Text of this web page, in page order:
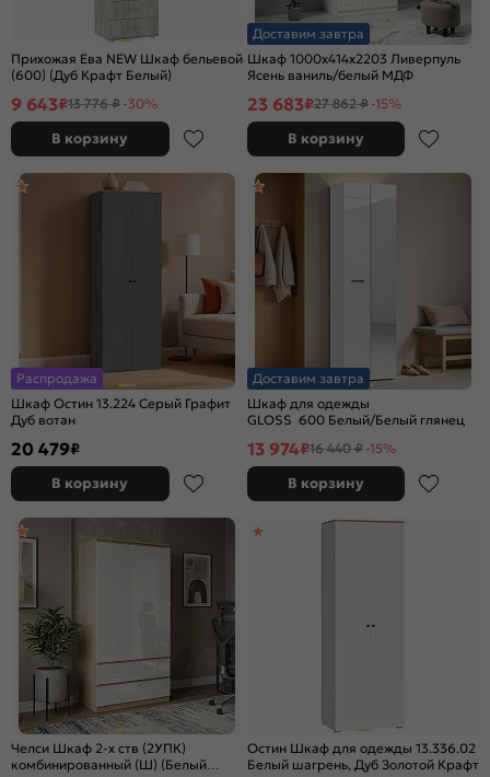
Прихожая Ева NEW Шкаф бельевой
(600) (Дуб Крафт Белый)
9 643₽13 776 ₽ -30%
В корзину
Доставим завтра
Шкаф 1000x414x2203 Ливерпуль
Ясень ваниль/белый МДФ
23 683₽27 862 ₽ -15%
В корзину
Распродажа
Шкаф Остин 13.224 Серый Графит
Дуб вотан
20 479₽
В корзину
Доставим завтра
Шкаф для одежды
GLOSS 600 Белый/Белый глянец
13 974₽16 440 ₽ -15%
В корзину
Челси Шкаф 2-х ств (2УПК)
комбинированный (Ш) (Белый
Остин Шкаф для одежды 13.336.02
Белый шагрень, Дуб Золотой Крафт